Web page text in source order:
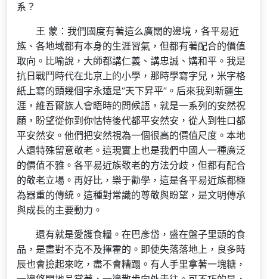
系？
王 蒙：我們國度有著這么廣闊的邊境，各平易近
族、各地域都有本身的生涯習氣，但都有著配合的價值
取向。比喻說，大師都講仁義、講忠誠、媾和平。我是
抗日戰鬥時代在北京上的小學，那時學寫字兒，米字格
紙上寫的頭幾個字永遠是“天下昇平”。后來我到新疆生
涯，維吾爾族人會晤時的問候語，就是一系列的安然祝
願，盼望從你到你怙恃後代都平安然安，從人到牲口都
平安然安。他們把安然視為一個很高的價值尺度。本地
人還特殊留意敬老。這現實上也是我們中國人一種廣泛
的價值不雅。各平易近族敬老的方法分歧，但都有配合
的敬老立場。再好比，樂于勸學，這是各平易近族都極
為器重的傳統。這種對常識的尊敬與盼望，是文明傳承
與成長的主要動力。
還有就是愛護食糧。在巴彥岱，盛在盤子里頭的食
品，是盡對不克不及揮霍的。即使失落落地上，良多時
辰也會撿起來吃，盡不會糟蹋。有人手里拿著一塊糖，